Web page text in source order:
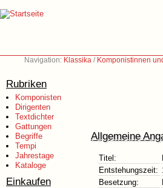
Navigation: Klassika / Komponistinnen
Rubriken
Komponisten
Dirigenten
Textdichter
Gattungen
Begriffe
Tempi
Jahrestage
Kataloge
Einkaufen
Allgemeine
Titel:
Entstehungszeit:
Besetzung: